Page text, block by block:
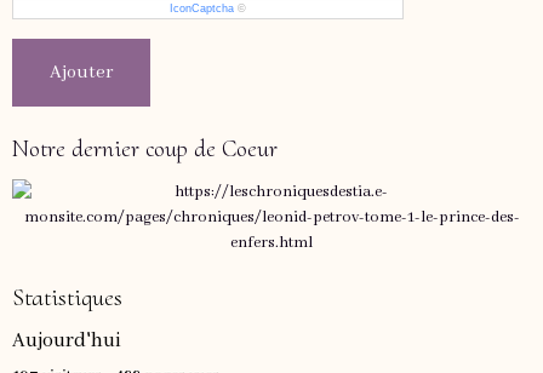
IconCaptcha ©
Ajouter
Notre dernier coup de Coeur
Statistiques
Aujourd'hui